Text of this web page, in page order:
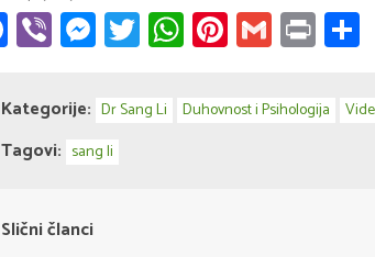
Facebook
ViberMessenger
Twitter
WhatsApp
Pinterest
Gmail
Print
Kategorije: Dr Sang Li Duhovnost i Psihologija
Tagovi: sang li
Slični članci